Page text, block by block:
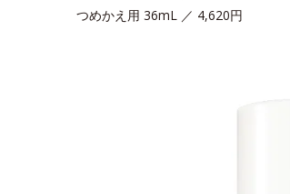
つめかえ用 36mL ／ 4,620円